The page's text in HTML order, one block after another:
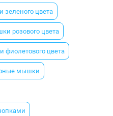
цвета
розового цвета
фиолетового цвета
мышки